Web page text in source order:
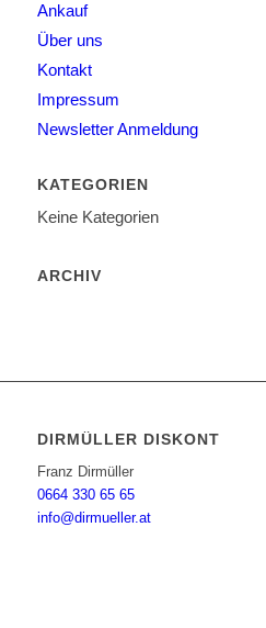
Ankauf
Über uns
Kontakt
Impressum
Newsletter Anmeldung
KATEGORIEN
Keine Kategorien
ARCHIV
DIRMÜLLER DISKONT
Franz Dirmüller
0664 330 65 65
info@dirmueller.at